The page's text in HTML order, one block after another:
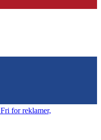
Fri for reklamer,